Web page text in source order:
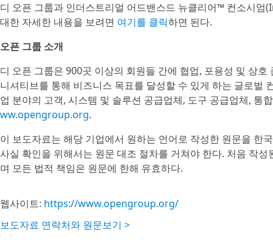
디 오픈 그룹과 인더스트리얼 어드밴스드 뉴클리어™ 컨소시
대한 자세한 내용을 보려면 여기를 클릭하면 된다.
오픈 그룹 소개
디 오픈 그룹은 900곳 이상의 회원들 간에 협업, 포용성 및 상
니셔티브를 통해 비즈니스 목표를 달성할 수 있게 하는 글로벌
업 분야의 고객, 시스템 및 솔루션 공급업체, 도구 공급업체, 통
ww.opengroup.org.
이 보도자료는 해당 기업에서 원하는 언어로 작성한 원문을 한
사실 확인을 위해서는 원문 대조 절차를 거쳐야 한다. 처음 작
며 모든 법적 책임은 원문에 한해 유효하다.
웹사이트: https://www.opengroup.org/
보도자료 연락처와 원문보기 >